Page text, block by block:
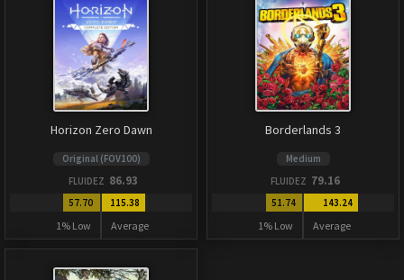
Horizon Zero Dawn
Original (FOV100)
FLUIDEZ 86.93
57.70
1% Low
115.38
Average
Borderlands 3
Medium
FLUIDEZ 79.16
51.74
1% Low
143.24
Average